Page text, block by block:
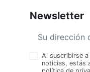
Newsletter
Al suscribirse
noticias, estás